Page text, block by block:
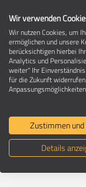
Ein
Deutschland
Wir verwenden
Wir nutzen Cookies, um
ermöglichen und unsere
berücksichtigen hierbei
Analytics und
weiter" Ihr
für die Zukunft
Zustimmen
Details